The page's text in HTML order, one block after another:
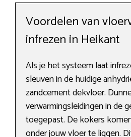
Voordelen van
infrezen in Heikant
Als je het systeem laat
sleuven in de huidige
zandcement dekvloer.
verwarmingsleidingen in de
toegepast. De kokers
onder jouw vloer te liggen.